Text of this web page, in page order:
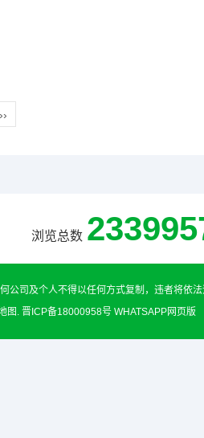
››
浏览总数
公司及个人不得以任何方式复制，违者将依法
图 晋ICP备18000958号 WHATSAPP网页版